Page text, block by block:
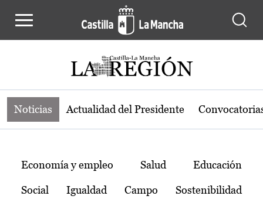
Noticias de la región de Castilla-La
Noticias Actualidad del Presidente
Temas
Economía y empleo Salud Educación
Social Igualdad Campo Sostenibilidad